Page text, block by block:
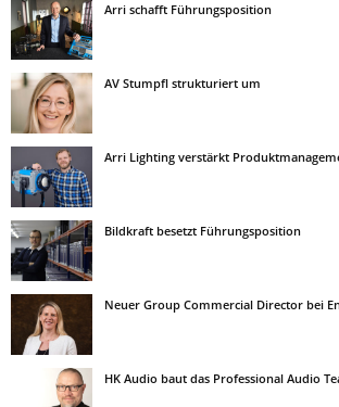
Arri schafft Führungsposition
AV Stumpfl strukturiert um
Arri Lighting verstärkt
Bildkraft besetzt Führungsposition
Neuer Group Commercial Director bei
HK Audio baut das Professional Audio